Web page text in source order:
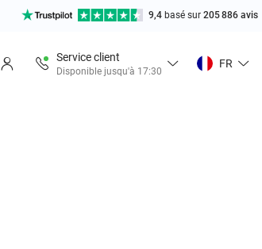
9,4 basé sur 205 886 avis
Service client
Disponible jusqu'à 17:30
FR